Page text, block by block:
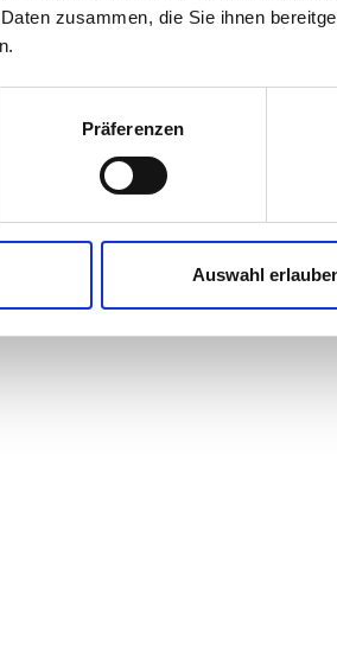
zusammen, die Sie ihnen
Präferenzen
Auswahl